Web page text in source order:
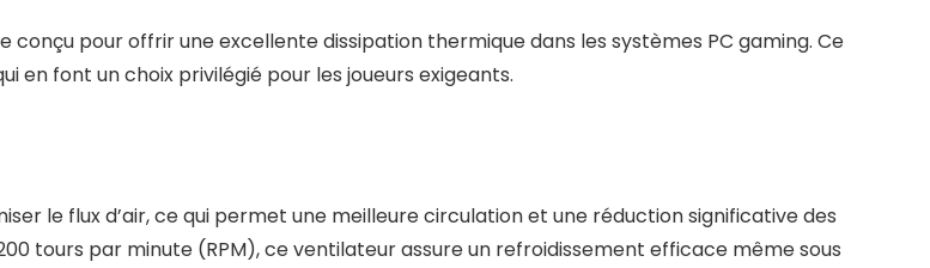
pour offrir une excellente dissipation thermique dans les systèmes PC gaming. Ce
en font un choix privilégié pour les joueurs exigeants.
le flux d’air, ce qui permet une meilleure circulation et une réduction significative des
tours par minute (RPM), ce ventilateur assure un refroidissement efficace même sous